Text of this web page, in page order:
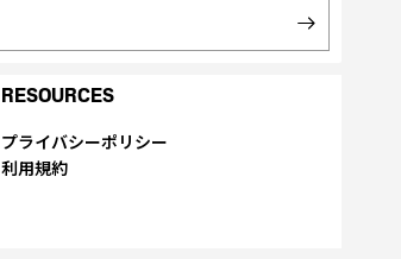
RESOURCES
プライバシーポリシー
利用規約